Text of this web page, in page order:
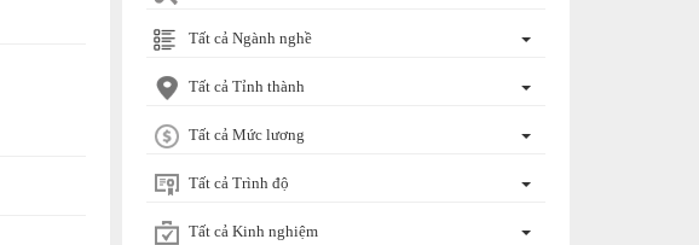
Tất cả Ngành nghề
Tất cả Tỉnh thành
Tất cả Mức lương
Tất cả Trình độ
Tất cả Kinh nghiệm